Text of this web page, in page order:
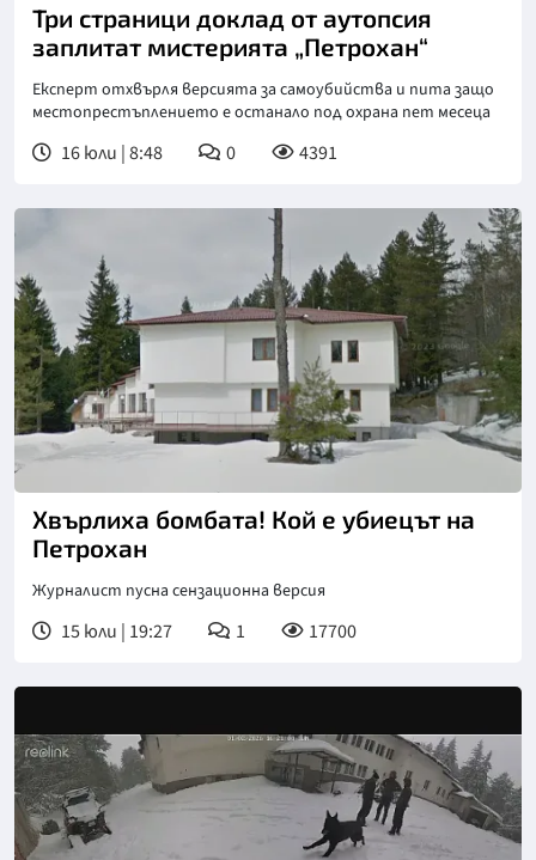
Три страници доклад от аутопсия
заплитат мистерията „Петрохан“
Експерт отхвърля версията за самоубийства и пита защо
местопрестъплението е останало под охрана пет месеца
16 юли | 8:48 0 4391
Хвърлиха бомбата! Кой е убиецът на
Петрохан
Журналист пусна сензационна версия
15 юли | 19:27 1 17700